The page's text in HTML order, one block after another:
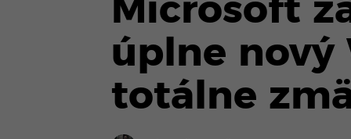
Microsoft
úplne nový
totálne